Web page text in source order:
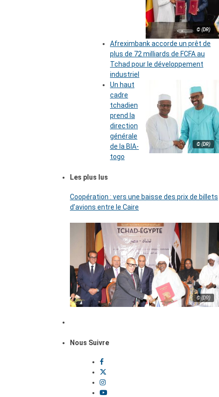
© (DR)
Afreximbank accorde un prêt de
plus de 72 milliards de FCFA au
Tchad pour le développement
industriel
© (DR)
Un haut
cadre
tchadien
prend la
direction
générale
de la BIA-
togo
Les plus lus
Coopération : vers une baisse des prix de billets
d’avions entre le Caire
© (DR)
Nous Suivre